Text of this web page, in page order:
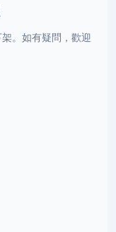
。如有疑問，歡迎